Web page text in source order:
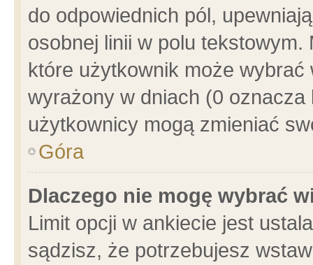
do odpowiednich pól,
osobnej linii w polu
które użytkownik może
wyrażony w dniach (0
użytkownicy mogą zmieniać
Góra
Dlaczego nie mogę wybrać
Limit opcji w ankiecie jest
sądzisz, że potrzebujesz